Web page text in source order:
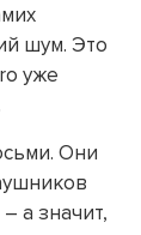
шум. Это
уже
Они
а значит,